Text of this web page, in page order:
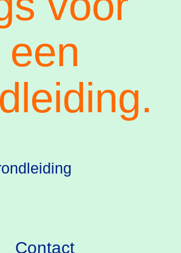
een
Contact